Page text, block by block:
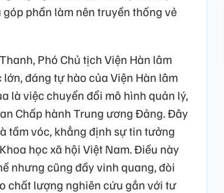
phần làm nên truyền thống vẻ
Phó Chủ tịch Viện Hàn lâm
đáng tự hào của Viện Hàn lâm
là việc chuyển đổi mô hình quản lý,
Chấp hành Trung ương Đảng. Đây
tầm vóc, khẳng định sự tin tưởng
học xã hội Việt Nam. Điều này
nhưng cũng đầy vinh quang, đòi
chất lượng nghiên cứu gắn với tư